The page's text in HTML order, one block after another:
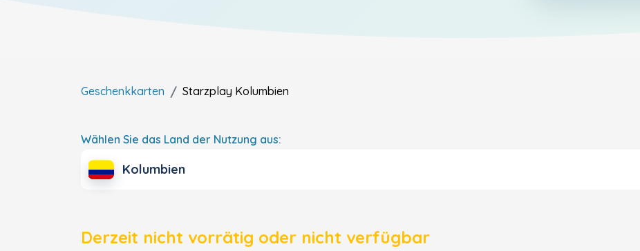
Geschenkkarten Starzplay Kolumbien
Wählen Sie das Land der Nutzung aus:
Kolumbien
Derzeit nicht vorrätig oder nicht verfügbar